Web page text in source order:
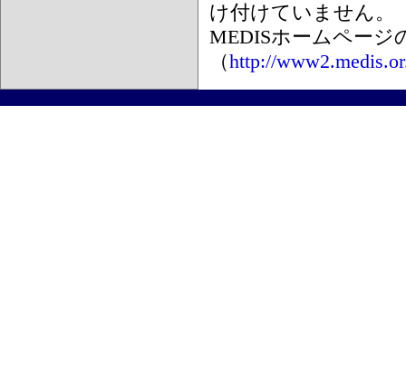
け付けていません。
MEDISホームページ
（http://